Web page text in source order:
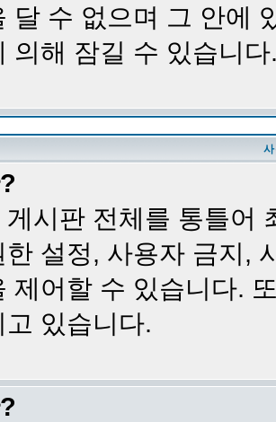
달 수 없으며 그 안에
의해 잠길 수 있습니다
게시판 전체를 통틀어
한 설정, 사용자 금지,
제어할 수 있습니다.
있습니다.